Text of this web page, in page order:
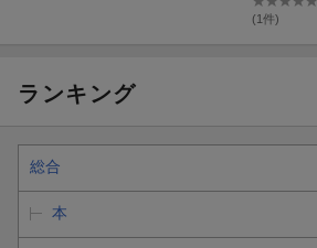
(1件)
ランキング
総合
本